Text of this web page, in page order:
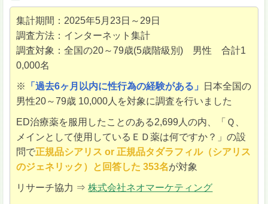
集計期間：2025年5月23日～29日
調査方法：インターネット集計
調査対象：全国の20～79歳(5歳階級別) 男性 合計1
0,000名
※ 「過去6ヶ月以内に性行為の経験がある」
日本全国の
男性20～79歳 10,000人を対象に調査を行いました
ED治療薬を服用したことのある2,699人の内、「Ｑ、
メインとして使用しているＥＤ薬は何ですか？」の設
問で正規品シアリス or 正規品タダラフィル（シアリス
のジェネリック）と回答した 353名が対象
リサーチ協力 ⇒株式会社ネオマーケティング